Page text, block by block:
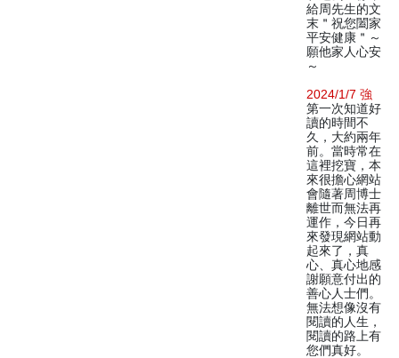
給周先生的文
末＂祝您闔家
平安健康＂～
願他家人心安
～
2024/1/7 強
第一次知道好
讀的時間不
久，大約兩年
前。當時常在
這裡挖寶，本
來很擔心網站
會隨著周博士
離世而無法再
運作，今日再
來發現網站動
起來了，真
心、真心地感
謝願意付出的
善心人士們。
無法想像沒有
閱讀的人生，
閱讀的路上有
您們真好。